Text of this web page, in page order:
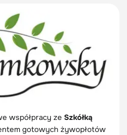
współpracy ze Szkółką
gotowych żywopłotów